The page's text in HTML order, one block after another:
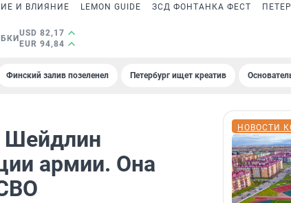
И ВЛИЯНИЕ LEMON GUIDE ЗСД ФОНТАНКА ФЕСТ
USD 82,17
EUR 94,84
Финский залив позеленел Петербург ищет креатив
Шейдлин
армии. Она
НОВОСТИ